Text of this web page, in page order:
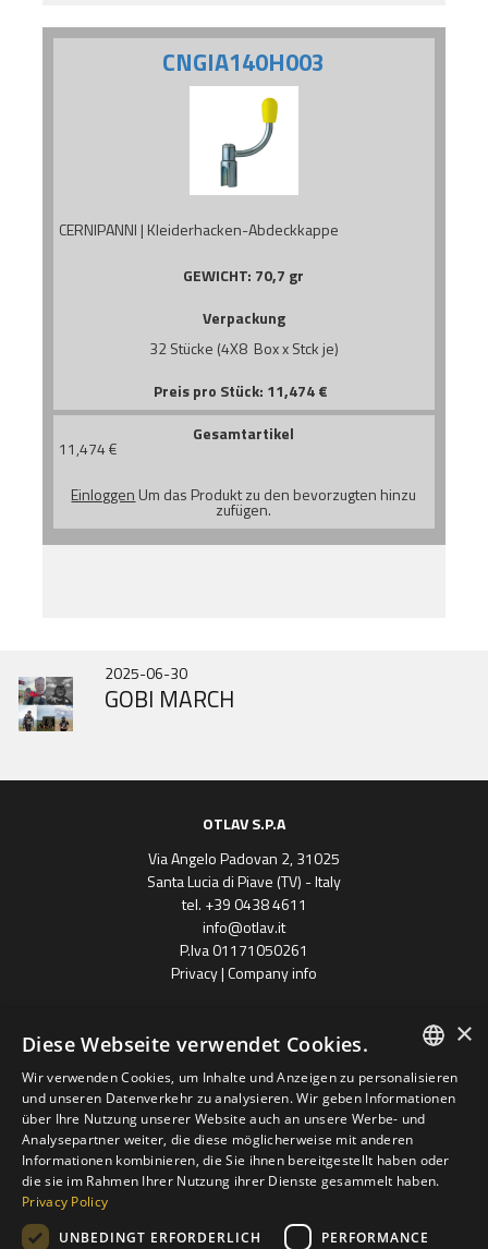
CNGIA140H003
CERNIPANNI | Kleiderhacken-Abdeckkappe
GEWICHT: 70,7 gr
Verpackung
32 Stücke (4X8 Box x Stck je)
Preis pro Stück: 11,474€
Gesamtartikel
11,474€
Einloggen Um das Produkt zu den bevorzugten hinzu
zufügen.
2026-07-01
DOOR HINGES HISTORY
2025-10-31
NEUE IN343
2025-06-30
GOBI MARCH
OTLAV S.P.A
Via Angelo Padovan 2, 31025
Santa Lucia di Piave (TV) - Italy
tel. +39 0438 4611
info@otlav.it
P.Iva 01171050261
Privacy|Company info
Progetto finanziato
con il POR FESR 2014 - 2020
Regione Veneto
Otlav Gruppe S.P.A
ENGLISH
SPANISH
FRENCH
POLISH
×
Diese Webseite verwendet Cookies.
Wir verwenden Cookies, um Inhalte und Anzeigen zu personalisieren
und unseren Datenverkehr zu analysieren. Wir geben Informationen
über Ihre Nutzung unserer Website auch an unsere Werbe- und
Analysepartner weiter, die diese möglicherweise mit anderen
Informationen kombinieren, die Sie ihnen bereitgestellt haben oder
die sie im Rahmen Ihrer Nutzung ihrer Dienste gesammelt haben.
Privacy Policy
UNBEDINGT ERFORDERLICH
PERFORMANCE